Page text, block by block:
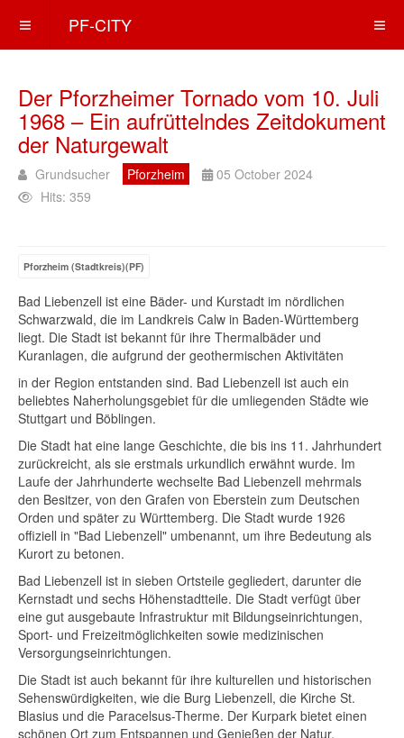
PF-CITY
Der Pforzheimer Tornado vom 10. Juli
1968 – Ein aufrüttelndes Zeitdokument
der Naturgewalt
Grundsucher Pforzheim
05 October 2024
Hits: 359
Pforzheim (Stadtkreis)(PF)
Bad Liebenzell ist eine Bäder- und Kurstadt im nördlichen
Schwarzwald, die im Landkreis Calw in Baden-Württemberg
liegt. Die Stadt ist bekannt für ihre Thermalbäder und
Kuranlagen, die aufgrund der geothermischen Aktivitäten
in der Region entstanden sind. Bad Liebenzell ist auch ein
beliebtes Naherholungsgebiet für die umliegenden Städte wie
Stuttgart und Böblingen.
Die Stadt hat eine lange Geschichte, die bis ins 11. Jahrhundert
zurückreicht, als sie erstmals urkundlich erwähnt wurde. Im
Laufe der Jahrhunderte wechselte Bad Liebenzell mehrmals
den Besitzer, von den Grafen von Eberstein zum Deutschen
Orden und später zu Württemberg. Die Stadt wurde 1926
offiziell in "Bad Liebenzell" umbenannt, um ihre Bedeutung als
Kurort zu betonen.
Bad Liebenzell ist in sieben Ortsteile gegliedert, darunter die
Kernstadt und sechs Höhenstadtteile. Die Stadt verfügt über
eine gut ausgebaute Infrastruktur mit Bildungseinrichtungen,
Sport- und Freizeitmöglichkeiten sowie medizinischen
Versorgungseinrichtungen.
Die Stadt ist auch bekannt für ihre kulturellen und historischen
Sehenswürdigkeiten, wie die Burg Liebenzell, die Kirche St.
Blasius und die Paracelsus-Therme. Der Kurpark bietet einen
schönen Ort zum Entspannen und Genießen der Natur,